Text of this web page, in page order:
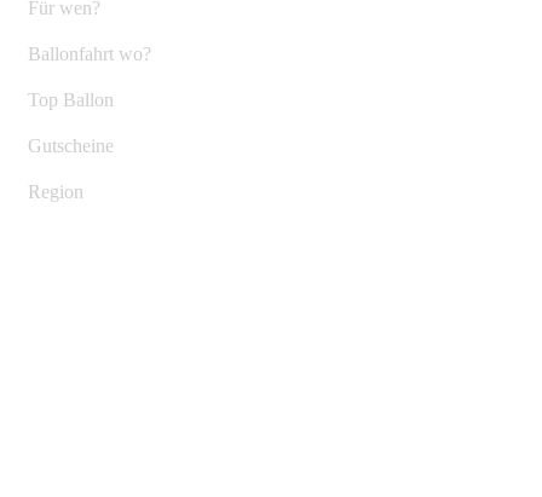
Für wen?
Ballonfahrt wo?
Top Ballon
Gutscheine
Region